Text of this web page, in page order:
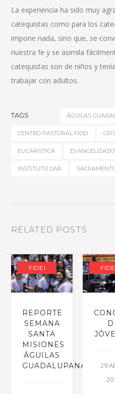
La experiencia ha sido muy
catequistas como para los
impone nada, sino que, se
nuestra fe y se asimila
catequistas son de niños y
trabajar con adultos.
TAGS ÁGUILAS
CENTRO PASTORAL FIDEI
EUCARISTICA
INSTITUTO DAR
RELATED POSTS
FIDEI
REPORTE
SEMANA
SANTA
MISIONES
ÁGUILAS
GUADALUPANAS
29